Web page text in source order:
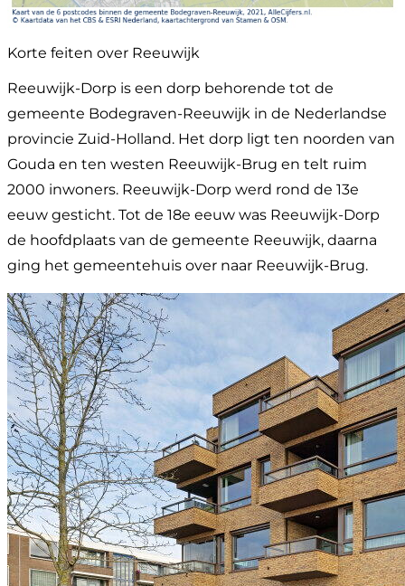
Korte feiten over Reeuwijk
Reeuwijk-Dorp is een dorp behorende tot de
gemeente Bodegraven-Reeuwijk in de Nederlandse
provincie Zuid-Holland. Het dorp ligt ten noorden van
Gouda en ten westen Reeuwijk-Brug en telt ruim
2000 inwoners. Reeuwijk-Dorp werd rond de 13e
eeuw gesticht. Tot de 18e eeuw was Reeuwijk-Dorp
de hoofdplaats van de gemeente Reeuwijk, daarna
ging het gemeentehuis over naar Reeuwijk-Brug.